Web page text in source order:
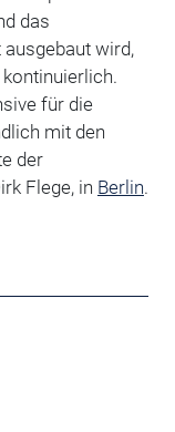
das
wird,
für die
mit den
der
Flege, in Berlin.